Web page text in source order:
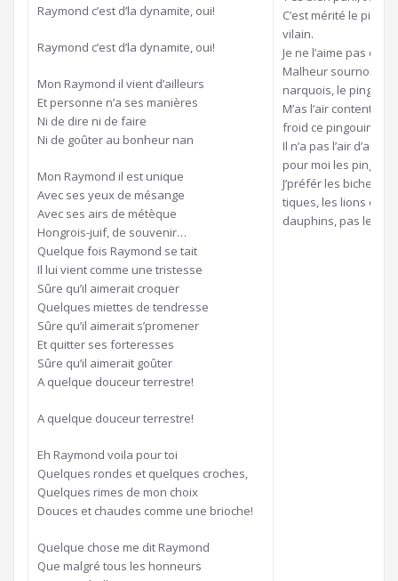
Raymond c’est d’la dynamite, oui!
Raymond c’est d’la dynamite, oui!
Mon Raymond il vient d’ailleurs
Et personne n’a ses manières
Ni de dire ni de faire
Ni de goûter au bonheur nan
Mon Raymond il est unique
Avec ses yeux de mésange
Avec ses airs de métèque
Hongrois-juif, de souvenir…
Quelque fois Raymond se tait
Il lui vient comme une tristesse
Sûre qu’il aimerait croquer
Quelques miettes de tendresse
Sûre qu’il aimerait s’promener
Et quitter ses forteresses
Sûre qu’il aimerait goûter
A quelque douceur terrestre!
A quelque douceur terrestre!
Eh Raymond voila pour toi
Quelques rondes et quelques croches,
Quelques rimes de mon choix
Douces et chaudes comme une brioche!
Quelque chose me dit Raymond
Que malgré tous les honneurs
C’est mérité le
vilain.
Je ne l’aime pas ce
Malheur sournois,
narquois, le pingouin,
M’as l’air content de
froid ce pingouin,
Il n’a pas l’air
pour moi les
J’préfér les biches,
tiques, les lions ou
dauphins, pas les